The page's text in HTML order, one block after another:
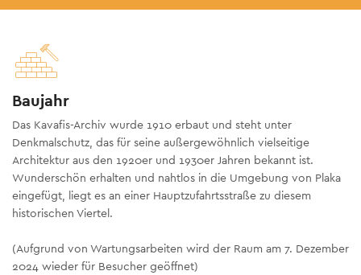
Baujahr
Das Kavafis-Archiv wurde 1910 erbaut und steht unter
Denkmalschutz, das für seine außergewöhnlich vielseitige
Architektur aus den 1920er und 1930er Jahren bekannt ist.
Wunderschön erhalten und nahtlos in die Umgebung von Plaka
eingefügt, liegt es an einer Hauptzufahrtsstraße zu diesem
historischen Viertel.
(Aufgrund von Wartungsarbeiten wird der Raum am 7. Dezember
2024 wieder für Besucher geöffnet)